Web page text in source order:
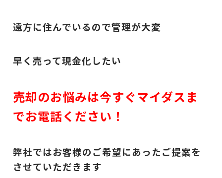
遠方に住んでいるので管理が大変
早く売って現金化したい
売却のお悩みは今すぐマイダスま
でお電話ください！
弊社ではお客様のご希望にあったご提案を
させていただきます